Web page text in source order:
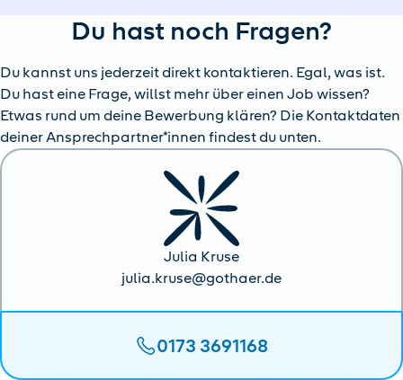
Du hast noch Fragen?
Du kannst uns jederzeit direkt kontaktieren. Egal, was ist.
Du hast eine Frage, willst mehr über einen Job wissen?
Etwas rund um deine Bewerbung klären? Die Kontaktdaten
deiner Ansprechpartner*innen findest du unten.
Julia Kruse
julia.kruse@gothaer.de
0173 3691168